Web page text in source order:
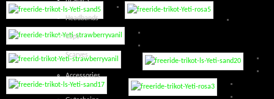
Headbands
Caps
Scarves
Accessories